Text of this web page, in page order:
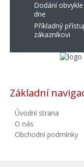
Dodání
dne
Příkladný
zákazníkovi
Základní
Úvodní strana
O nás
Obchodní podmínky